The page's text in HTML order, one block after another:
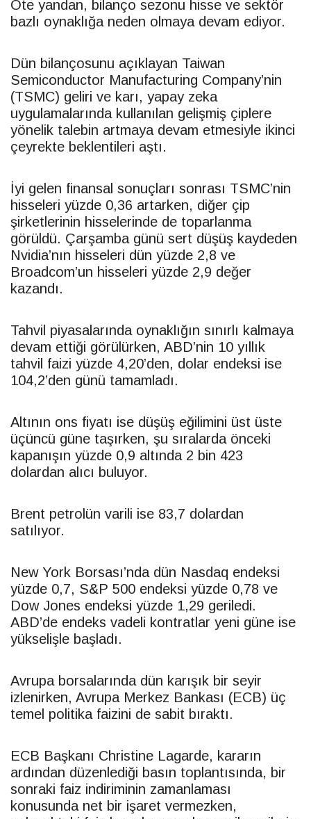
Öte yandan, bilanço sezonu hisse ve sektör
bazlı oynaklığa neden olmaya devam ediyor.
Dün bilançosunu açıklayan Taiwan
Semiconductor Manufacturing Company’nin
(TSMC) geliri ve karı, yapay zeka
uygulamalarında kullanılan gelişmiş çiplere
yönelik talebin artmaya devam etmesiyle ikinci
çeyrekte beklentileri aştı.
İyi gelen finansal sonuçları sonrası TSMC’nin
hisseleri yüzde 0,36 artarken, diğer çip
şirketlerinin hisselerinde de toparlanma
görüldü. Çarşamba günü sert düşüş kaydeden
Nvidia’nın hisseleri dün yüzde 2,8 ve
Broadcom’un hisseleri yüzde 2,9 değer
kazandı.
Tahvil piyasalarında oynaklığın sınırlı kalmaya
devam ettiği görülürken, ABD’nin 10 yıllık
tahvil faizi yüzde 4,20’den, dolar endeksi ise
104,2’den günü tamamladı.
Altının ons fiyatı ise düşüş eğilimini üst üste
üçüncü güne taşırken, şu sıralarda önceki
kapanışın yüzde 0,9 altında 2 bin 423
dolardan alıcı buluyor.
Brent petrolün varili ise 83,7 dolardan
satılıyor.
New York Borsası’nda dün Nasdaq endeksi
yüzde 0,7, S&P 500 endeksi yüzde 0,78 ve
Dow Jones endeksi yüzde 1,29 geriledi.
ABD’de endeks vadeli kontratlar yeni güne ise
yükselişle başladı.
Avrupa borsalarında dün karışık bir seyir
izlenirken, Avrupa Merkez Bankası (ECB) üç
temel politika faizini de sabit bıraktı.
ECB Başkanı Christine Lagarde, kararın
ardından düzenlediği basın toplantısında, bir
sonraki faiz indiriminin zamanlaması
konusunda net bir işaret vermezken,